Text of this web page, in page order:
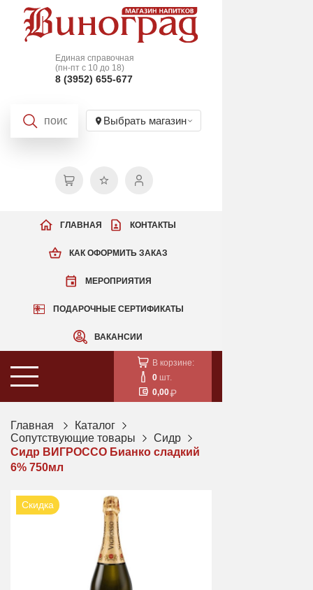
Единая справочная
(пн-пт с 10 до 18)
8 (3952) 655-677
Выбрать магазин
КАК ОФОРМИТЬ ЗАКАЗ
МЕРОПРИЯТИЯ
ПОДАРОЧНЫЕ СЕРТИФИКАТЫ
ВАКАНСИИ
ГЛАВНАЯ КОНТАКТЫ
В корзине:
0 шт.
0,00
Главная
Каталог
Сопутствующие товары
Сидр
Сидр ВИГРОССО Бианко сладкий
6% 750мл
Скидка